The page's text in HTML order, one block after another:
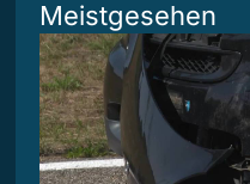
Meistgesehen